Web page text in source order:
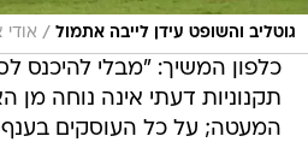
גוטליב והשופט עידן לייבה אתמול / אודי
כלפון המשיך: "מבלי להיכנס
תקנוניות דעתי אינה נוחה מן
המעטה; על כל העוסקים בענף